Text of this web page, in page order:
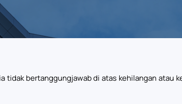
tidak bertanggungjawab di atas kehilangan atau